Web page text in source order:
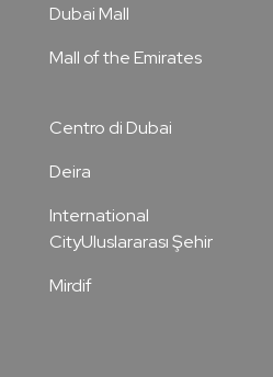
Dubai Mall
Mall of the Emirates
Centro di Dubai
Deira
International
CityUluslararası Şehir
Mirdif